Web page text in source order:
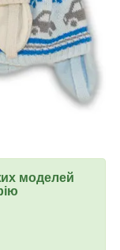
моделей